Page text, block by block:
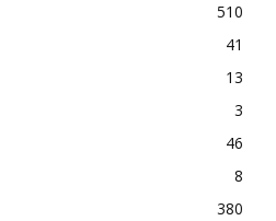
510
41
13
3
46
8
380